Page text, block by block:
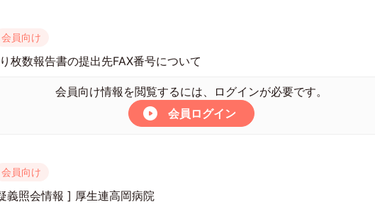
会員向け
枚数報告書の提出先FAX番号について
会員向け情報を閲覧するには、ログインが必要です。
会員ログイン
会員向け
義照会情報 ] 厚生連高岡病院